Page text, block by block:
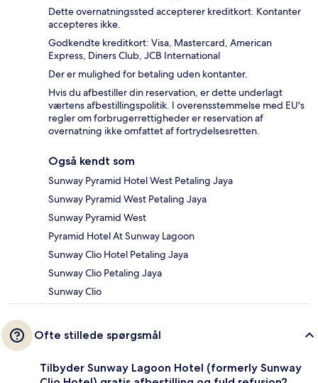
Dette overnatningssted accepterer kreditkort. Kontanter
accepteres ikke.
Godkendte kreditkort: Visa, Mastercard, American
Express, Diners Club, JCB International
Der er mulighed for betaling uden kontanter.
Hvis du afbestiller din reservation, er dette underlagt
værtens afbestillingspolitik. I overensstemmelse med EU's
regler om forbrugerrettigheder er reservation af
overnatning ikke omfattet af fortrydelsesretten.
Også kendt som
Sunway Pyramid Hotel West Petaling Jaya
Sunway Pyramid West Petaling Jaya
Sunway Pyramid West
Pyramid Hotel At Sunway Lagoon
Sunway Clio Hotel Petaling Jaya
Sunway Clio Petaling Jaya
Sunway Clio
Ofte stillede spørgsmål
Tilbyder Sunway Lagoon Hotel (formerly Sunway